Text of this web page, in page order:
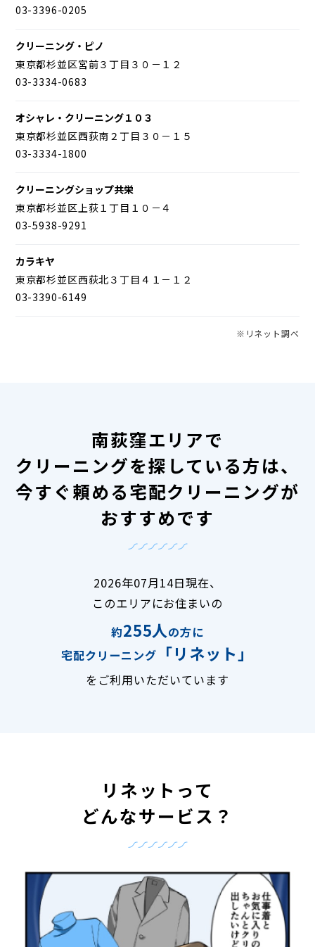
03-3396-0205
クリーニング・ピノ
東京都杉並区宮前３丁目３０－１２
03-3334-0683
オシャレ・クリーニング１０３
東京都杉並区西荻南２丁目３０－１５
03-3334-1800
クリーニングショップ共栄
東京都杉並区上荻１丁目１０－４
03-5938-9291
カラキヤ
東京都杉並区西荻北３丁目４１－１２
03-3390-6149
※リネット調べ
南荻窪エリアで
クリーニングを探している方は、
今すぐ頼める宅配クリーニングが
おすすめです
2026年07月14日現在、
このエリアにお住まいの
約255人の方に
宅配クリーニング
「リネット」
をご利用いただいています
リネットって
どんなサービス？